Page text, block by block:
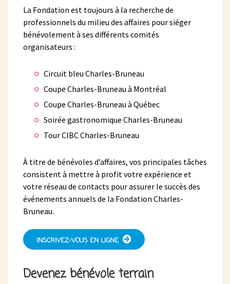
La Fondation est toujours à la recherche de
professionnels du milieu des affaires pour siéger
bénévolement à ses différents comités
organisateurs :
Circuit bleu Charles-Bruneau
Coupe Charles-Bruneau à Montréal
Coupe Charles-Bruneau à Québec
Soirée gastronomique Charles-Bruneau
Tour CIBC Charles-Bruneau
À titre de bénévoles d’affaires, vos principales tâches
consistent à mettre à profit votre expérience et
votre réseau de contacts pour assurer le succès des
événements annuels de la Fondation Charles-
Bruneau.
INSCRIVEZ-VOUS EN LIGNE
Devenez bénévole terrain